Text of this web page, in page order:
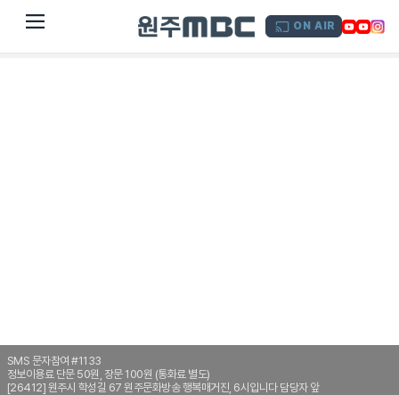
dehaze ON AIR
SMS 문자참여 #1133
정보이용료 단문 50원, 장문 100원 (통화료 별도)
[26412] 원주시 학성길 67 원주문화방송 행복매거진, 6시입니다 담당자 앞